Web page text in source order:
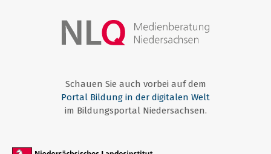
Schauen Sie auch vorbei auf dem
Portal Bildung in der digitalen Welt
im Bildungsportal Niedersachsen.